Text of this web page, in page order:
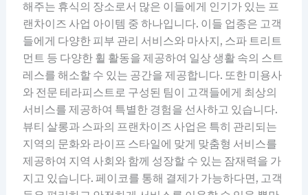
해주는 휴식의 장소로서 많은 이들에게 인기가 있는 프
랜차이즈 사업 아이템 중 하나입니다. 이들 업종은 고객
들에게 다양한 피부 관리 서비스와 마사지, 스파 트리트
먼트 등 다양한 휠 활동을 제공하여 일상 생활 속의 스트
레스를 해소할 수 있는 공간을 제공합니다. 또한 미용사
와 전문 테라피스트로 구성된 팀이 고객들에게 최상의
서비스를 제공하여 특별한 경험을 선사하고 있습니다.
뷰티 살롱과 스파의 프랜차이즈 사업은 특히 관리되는
지역의 문화와 라이프 스타일에 맞게 맞춤형 서비스를
제공하여 지역 사회와 함께 성장할 수 있는 잠재력을 가
지고 있습니다. 페이코를 통해 결제가 가능하다면, 고객